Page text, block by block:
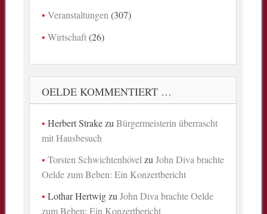
Veranstaltungen(307)
Wirtschaft(26)
OELDE KOMMENTIERT …
Herbert StrakezuBürgermeisterin überrascht
mit Hausbesuch
Torsten SchwichtenhövelzuJohn Diva brachte
Oelde zum Beben: Ein Konzertbericht
Lothar HertwigzuJohn Diva brachte Oelde
zum Beben: Ein Konzertbericht